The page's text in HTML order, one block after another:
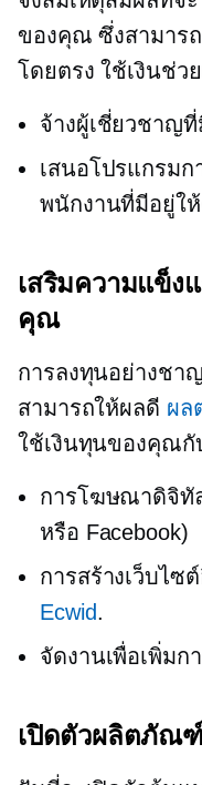
ของคุณ ซึ่งสามาร
โดยตรง ใช้เงินช่ว
จ้างผู้เชี่ยวชาญ
เสนอโปรแกรม
พนักงานที่มีอยู่ใ
เสริมความแข็ง
คุณ
การลงทุนอย่างชา
สามารถให้ผลดี ผล
ใช้เงินทุนของคุณกั
การโฆษณาดิจิทั
หรือ Facebook)
การสร้างเว็บไซ
Ecwid.
จัดงานเพื่อเพิ่ม
เปิดตัวผลิตภัณ